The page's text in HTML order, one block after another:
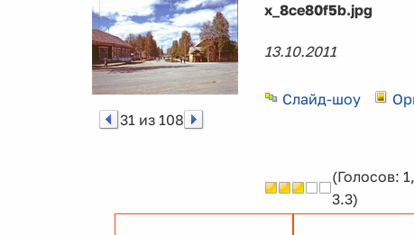
31 из 108
x_8ce80f5b.jpg
13.10.2011
Слайд-шоу
(Голосов:
3.3)